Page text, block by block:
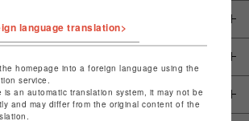
language translation>
homepage into a foreign language using the
service.
is an automatic translation system, it may not be
and may differ from the original content of the